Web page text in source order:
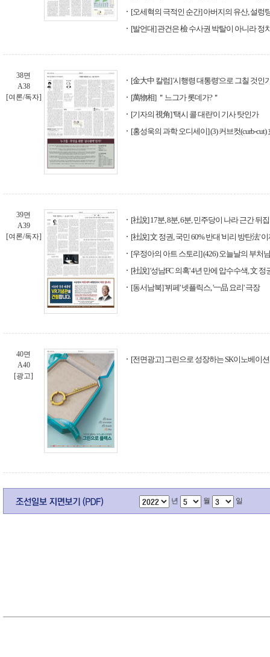
[오세혁의 극적인 순간] 아버지의 유산, 설렁
[발언대] 관건은 檢 수사권 박탈이 아니라 정
38면
A38
[여론/독자]
[金大中 칼럼] '시행령 대통령'으로 그칠 것인
[萬物相] ＂느그가 롯데가?＂
[기자의 視角] '택시 콜 대란'이 기사 탓인가
[홍성욱의 과학 오디세이] (3) 커브컷(curb-cut)
39면
A39
[여론/독자]
[社說] 17분, 8분, 6분, 민주당이 나라 근간 뒤
[社說] 文 정권, 국민 60% 반대 '비리 방탄法'
[우정아의 아트 스토리] (426) 오늘날의 부처님
[社說] '성남FC 의혹' 4년 만에 압수수색, 文
[동서남북] '뷔페' 넷플릭스, '一品 요리' 극장
40면
A40
[광고]
[전면광고] 그린으로 성장하는 SK이노베이
년 월 일